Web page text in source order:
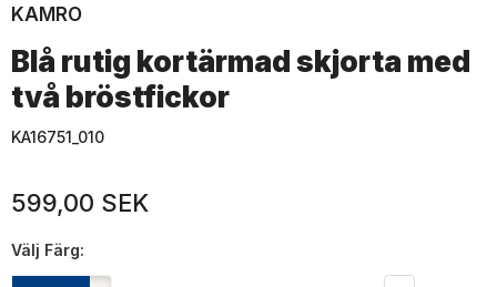
KAMRO
Blå rutig kortärmad skjorta med
två bröstfickor
KA16751_010
599,00 SEK
Välj Färg: